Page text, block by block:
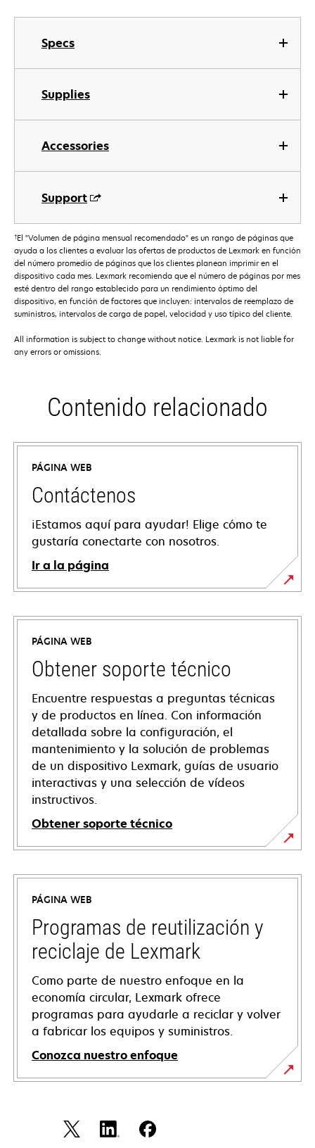
Specs
Supplies
Accessories
Support
†El "Volumen de página mensual recomendado" es un rango de páginas que
ayuda a los clientes a evaluar las ofertas de productos de Lexmark en función
del número promedio de páginas que los clientes planean imprimir en el
dispositivo cada mes. Lexmark recomienda que el número de páginas por mes
esté dentro del rango establecido para un rendimiento óptimo del
dispositivo, en función de factores que incluyen: intervalos de reemplazo de
suministros, intervalos de carga de papel, velocidad y uso típico del cliente.
All information is subject to change without notice. Lexmark is not liable for
any errors or omissions.
Contenido relacionado
PÁGINA WEB
Contáctenos
¡Estamos aquí para ayudar! Elige cómo te
gustaría conectarte con nosotros.
Ir a la página
PÁGINA WEB
Obtener soporte técnico
Encuentre respuestas a preguntas técnicas
y de productos en línea. Con información
detallada sobre la configuración, el
mantenimiento y la solución de problemas
de un dispositivo Lexmark, guías de usuario
interactivas y una selección de vídeos
instructivos.
Obtener soporte técnico
opens
in
new
tab
PÁGINA WEB
Programas de reutilización y
reciclaje de Lexmark
Como parte de nuestro enfoque en la
economía circular, Lexmark ofrece
programas para ayudarle a reciclar y volver
a fabricar los equipos y suministros.
Conozca nuestro enfoque